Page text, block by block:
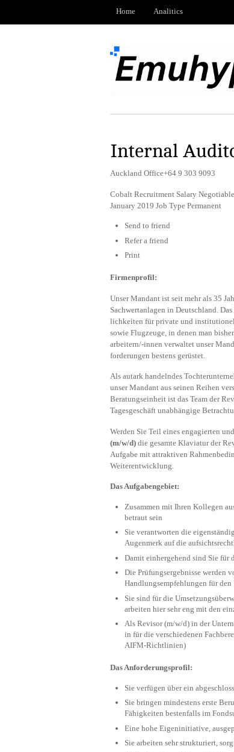
Home Analitics
Internal
Auckland Office+64 9 303 9093
Cobalt Recruitment Salary
January 2019 Job Type Permanent
Send to friend
Refer a friend
Print
Firmenprofil:
Unser Mandant ist seit mehr als 35
Sachwertanlagen in Deutschland.
lichkeiten für private und
sowie Flugzeuge, in denen man
arbeitern/-innen verwaltet unser
forderungen bestens gerüstet.
Als autark handelndes
unser Mandant aus seinen Reihen
Beratungseinheit ist das Team der
Tagesgeschäft unabhängige
Werden Sie Teil eines engagierten
(m/w/d) die gesamte Klaviatur der
Aufgabe mit attraktiven
Weiterentwicklung.
Das Aufgabengebiet:
Zusammen mit Ihren Kollegen
betraut sein
Sie verantworten die
Augenmerk auf die
Damit einhergehend sind Sie
Die Prüfungsergebnisse werden
Handlungsempfehlungen für
Sie sind für die
arbeiten hier sehr eng mit den
Als Revisor (m/w/d) in der
in für die verschiedenen
AIFM-Richtlinien)
Das Anforderungsprofil:
Sie verfügen über ein
Sie bringen mindestens erste
Fähigkeiten bestenfalls im
Eine hohe Eigeninitiative,
Sie arbeiten sehr strukturiert,